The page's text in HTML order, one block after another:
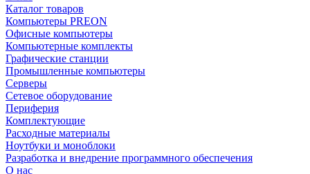
Каталог товаров
Компьютеры PREON
Офисные компьютеры
Компьютерные комплекты
Графические станции
Промышленные компьютеры
Серверы
Сетевое оборудование
Периферия
Комплектующие
Расходные материалы
Ноутбуки и моноблоки
Разработка и внедрение программного обеспечения
О нас